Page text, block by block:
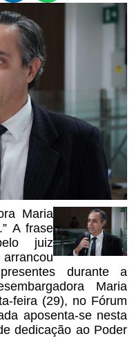
Maria
A frase
juiz
durante a
Maria
feira (29), no Fórum
aposenta-se nesta
dedicação ao Poder